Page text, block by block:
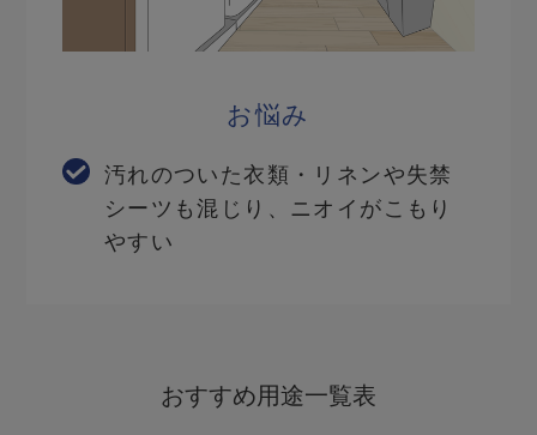
お悩み
汚れのついた衣類・リネンや失禁
シーツも混じり、ニオイがこもり
やすい
おすすめ用途一覧表